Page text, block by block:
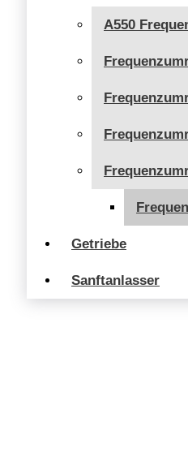
A550
Getriebe
Sanftanlasser